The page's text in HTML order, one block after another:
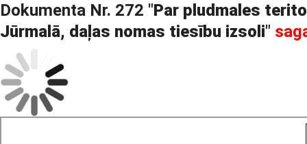
Dokumenta Nr. 272 "Par pludmales
Jūrmalā, daļas nomas tiesību izsoli"